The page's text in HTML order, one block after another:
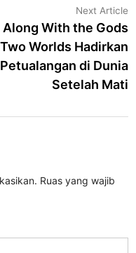
Next Article
Along With the Gods
Two Worlds Hadirkan
Petualangan di Dunia
Setelah Mati
Ruas yang wajib